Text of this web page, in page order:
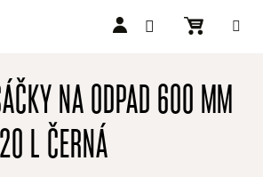
NA ODPAD 600 MM
L ČERNÁ